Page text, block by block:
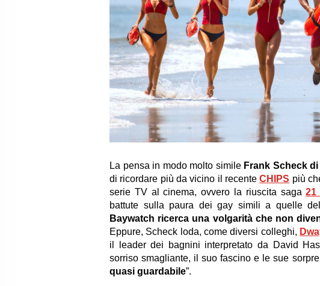
La pensa in modo molto simile Frank Scheck
di ricordare più da vicino il recenteCHIPS più
serie TV al cinema, ovvero la riuscita saga21
battute sulla paura dei gay simili a quelle
Baywatch ricerca una volgarità che non
Eppure, Scheck loda, come diversi colleghi,
il leader dei bagnini interpretato da David
sorriso smagliante, il suo fascino e le sue
quasi guardabile”.